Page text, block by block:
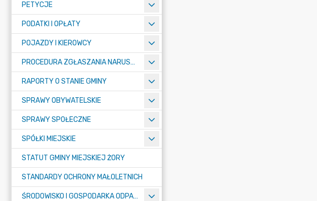
PETYCJE
PODATKI I OPŁATY
POJAZDY I KIEROWCY
PROCEDURA ZGŁASZANIA NARUSZEŃ PRAWA
RAPORTY O STANIE GMINY
SPRAWY OBYWATELSKIE
SPRAWY SPOŁECZNE
SPÓŁKI MIEJSKIE
STATUT GMINY MIEJSKIEJ ŻORY
STANDARDY OCHRONY MAŁOLETNICH
ŚRODOWISKO I GOSPODARKA ODPADAMI